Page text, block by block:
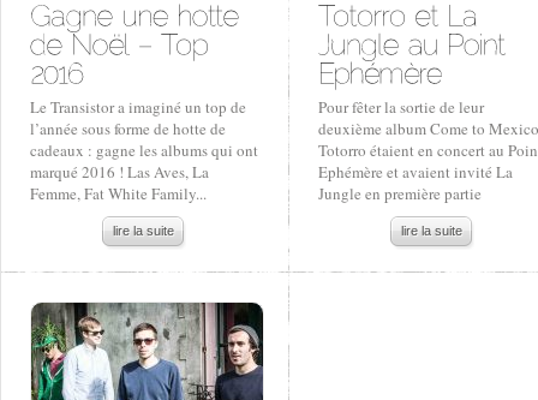
Le Transistor a imaginé un top de
l’année sous forme de hotte de
cadeaux : gagne les albums qui ont
marqué 2016 ! Las Aves, La
Femme, Fat White Family...
lire la suite
Pour fêter la sortie de leur
deuxième album Come to
Totorro étaient en concert au
Ephémère et avaient invité La
Jungle en première partie
lire la suite